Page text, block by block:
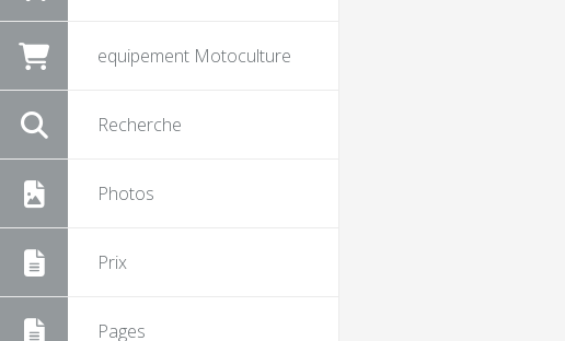
equipement Motoculture
Recherche
Photos
Prix
Pages